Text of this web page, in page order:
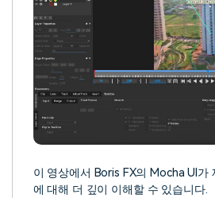
이 영상에서 Boris FX의 Mocha UI가
에 대해 더 깊이 이해할 수 있습니다.